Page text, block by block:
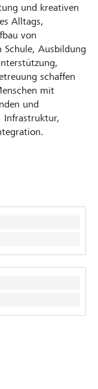
und kreativen
Alltags,
von
Ausbildung
schaffen
mit
und
Infrastruktur,